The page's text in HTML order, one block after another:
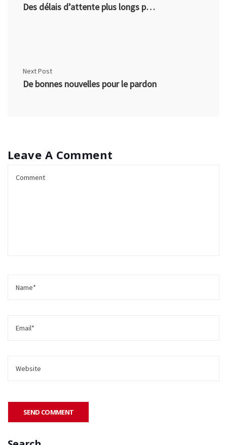
Des délais d’attente plus longs pour obtenir un pardon
Next Post
De bonnes nouvelles pour le pardon
Leave A Comment